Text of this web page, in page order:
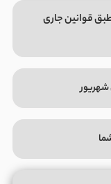
قوانین جاری